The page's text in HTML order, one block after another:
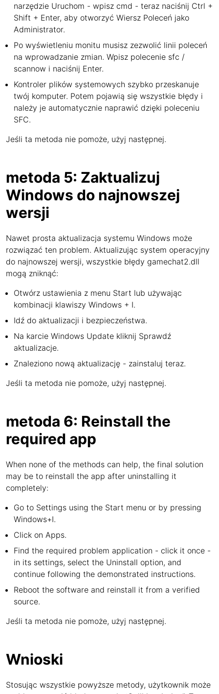
narzędzie Uruchom - wpisz cmd - teraz naciśnij Ctrl +
Shift + Enter, aby otworzyć Wiersz Poleceń jako
Administrator.
Po wyświetleniu monitu musisz zezwolić linii poleceń
na wprowadzanie zmian. Wpisz polecenie sfc /
scannow i naciśnij Enter.
Kontroler plików systemowych szybko przeskanuje
twój komputer. Potem pojawią się wszystkie błędy i
należy je automatycznie naprawić dzięki poleceniu
SFC.
Jeśli ta metoda nie pomoże, użyj następnej.
metoda 5: Zaktualizuj
Windows do najnowszej
wersji
Nawet prosta aktualizacja systemu Windows może
rozwiązać ten problem. Aktualizując system operacyjny
do najnowszej wersji, wszystkie błędy gamechat2.dll
mogą zniknąć:
Otwórz ustawienia z menu Start lub używając
kombinacji klawiszy Windows + I.
Idź do aktualizacji i bezpieczeństwa.
Na karcie Windows Update kliknij Sprawdź
aktualizacje.
Znaleziono nową aktualizację - zainstaluj teraz.
Jeśli ta metoda nie pomoże, użyj następnej.
metoda 6: Reinstall the
required app
When none of the methods can help, the final solution
may be to reinstall the app after uninstalling it
completely:
Go to Settings using the Start menu or by pressing
Windows+I.
Click on Apps.
Find the required problem application - click it once -
in its settings, select the Uninstall option, and
continue following the demonstrated instructions.
Reboot the software and reinstall it from a verified
source.
Jeśli ta metoda nie pomoże, użyj następnej.
Wnioski
Stosując wszystkie powyższe metody, użytkownik może